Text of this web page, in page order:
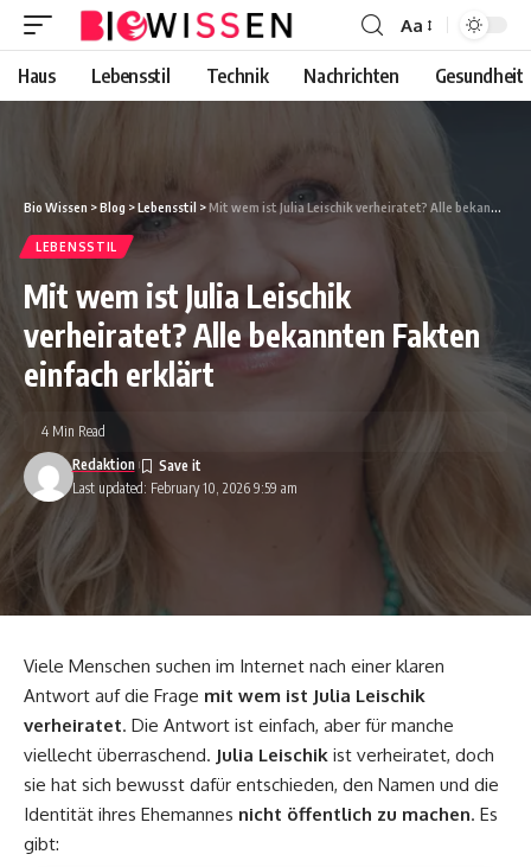
Font
Resizer
Aa
Haus Lebensstil Technik Nachrichten Gesundheit
Bio Wissen >Blog >Lebensstil >Mit wem ist Julia Leischik verheiratet? Alle bekannten Fakten einfach erklärt
LEBENSSTIL
Mit wem ist Julia Leischik
verheiratet? Alle bekannten Fakten
einfach erklärt
Last updated: February 10, 2026 9:59 am
Redaktion
4 Min Read
Viele Menschen suchen im Internet nach einer klaren
Antwort auf die Frage mit wem ist Julia Leischik
verheiratet. Die Antwort ist einfach, aber für manche
viellecht überraschend. Julia Leischik ist verheiratet, doch
sie hat sich bewusst dafür entschieden, den Namen und die
Identität ihres Ehemannes nicht öffentlich zu machen. Es
gibt: